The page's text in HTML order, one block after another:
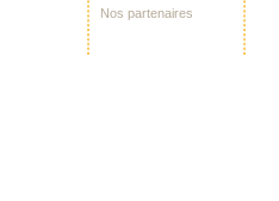
Nos partenaires